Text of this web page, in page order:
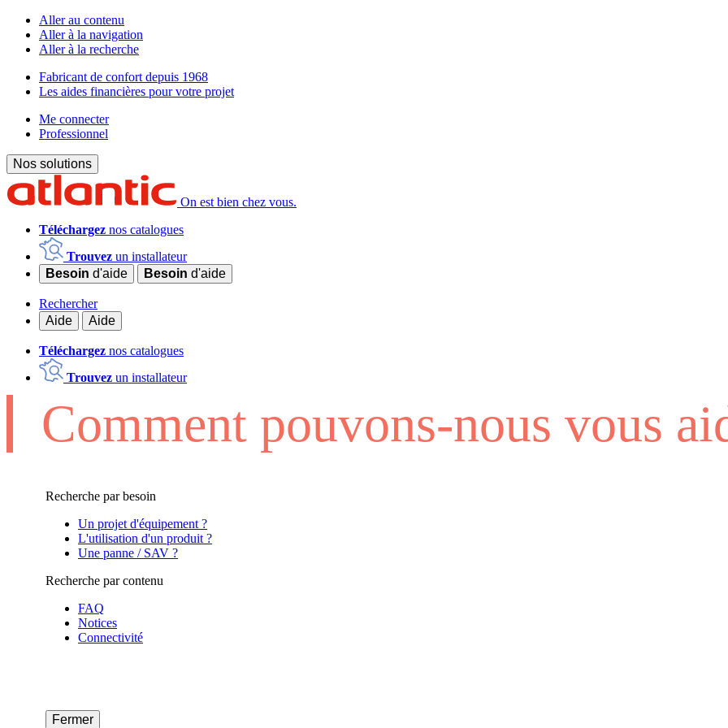
Aller au contenu
Aller à la navigation
Aller à la recherche
Fabricant de confort depuis 1968
Les aides financières pour votre projet
Me connecter
Professionnel
Nos solutions
On est bien chez vous.
Téléchargez nos catalogues
Trouvez un installateur
Besoin d'aide Besoin d'aide
Rechercher
Aide
Aide
Téléchargez nos catalogues
Trouvez un installateur
Comment pouvons-nous vous
Recherche par besoin
Un projet d'équipement ?
L'utilisation d'un produit ?
Une panne / SAV ?
Recherche par contenu
FAQ
Notices
Connectivité
Fermer